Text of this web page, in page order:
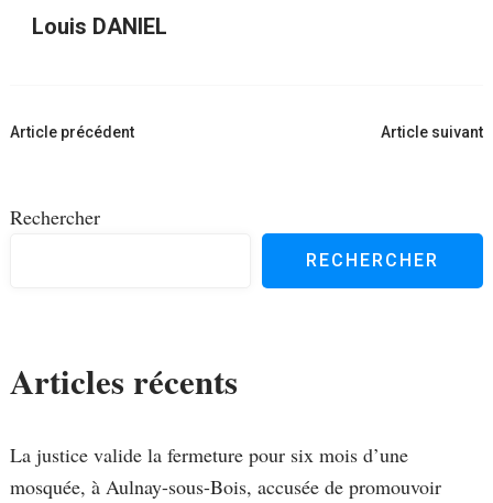
Louis DANIEL
Navigation
Article précédent Article suivant
Rechercher
RECHERCHER
Articles récents
La justice valide la fermeture pour six mois d’une
mosquée, à Aulnay-sous-Bois, accusée de promouvoir